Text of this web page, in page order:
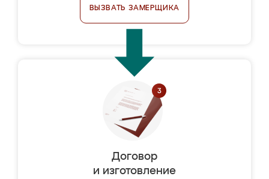
ВЫЗВАТЬ ЗАМЕРЩИКА
Договор
и изготовление